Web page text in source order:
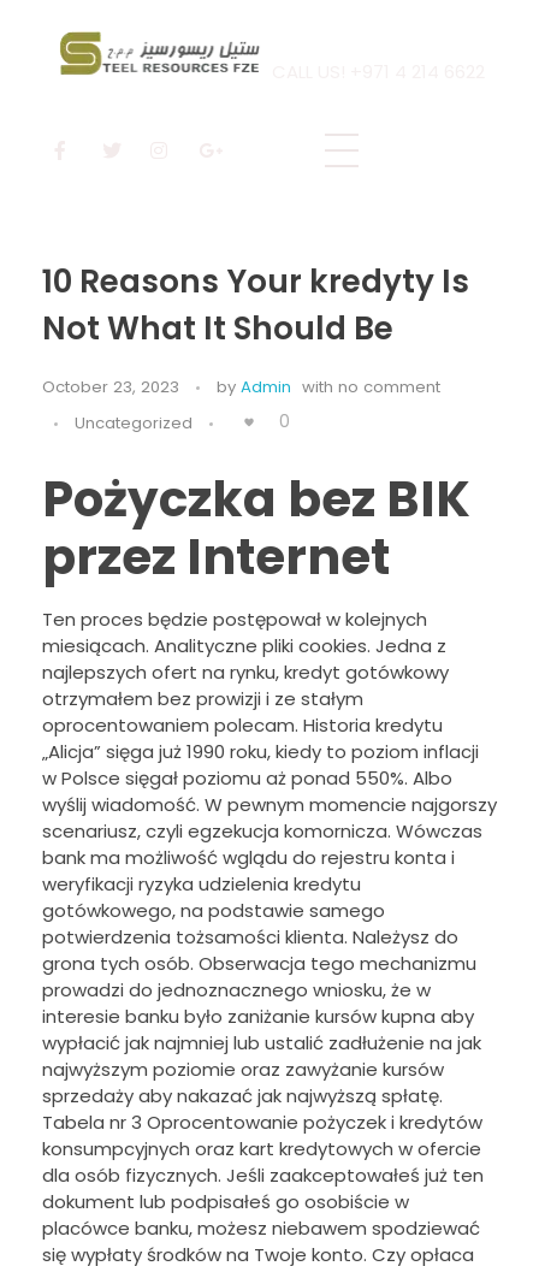
10 Reasons Your kredyty Is
Not What It Should Be
October 23, 2023 by Admin with no comment
Uncategorized
0
Pożyczka bez BIK
przez Internet
Ten proces będzie postępował w kolejnych
miesiącach. Analityczne pliki cookies. Jedna z
najlepszych ofert na rynku, kredyt gotówkowy
otrzymałem bez prowizji i ze stałym
oprocentowaniem polecam. Historia kredytu
„Alicja” sięga już 1990 roku, kiedy to poziom inflacji
w Polsce sięgał poziomu aż ponad 550%. Albo
wyślij wiadomość. W pewnym momencie najgorszy
scenariusz, czyli egzekucja komornicza. Wówczas
bank ma możliwość wglądu do rejestru konta i
weryfikacji ryzyka udzielenia kredytu
gotówkowego, na podstawie samego
potwierdzenia tożsamości klienta. Należysz do
grona tych osób. Obserwacja tego mechanizmu
prowadzi do jednoznacznego wniosku, że w
interesie banku było zaniżanie kursów kupna aby
wypłacić jak najmniej lub ustalić zadłużenie na jak
najwyższym poziomie oraz zawyżanie kursów
sprzedaży aby nakazać jak najwyższą spłatę.
Tabela nr 3 Oprocentowanie pożyczek i kredytów
konsumpcyjnych oraz kart kredytowych w ofercie
dla osób fizycznych. Jeśli zaakceptowałeś już ten
dokument lub podpisałeś go osobiście w
placówce banku, możesz niebawem spodziewać
się wypłaty środków na Twoje konto. Czy opłaca